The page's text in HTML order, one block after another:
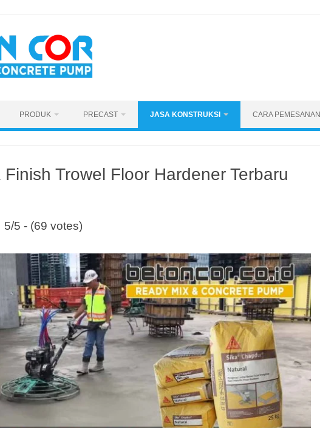
PRODUK PRECAST JASA KONSTRUKSI CARA PEMESANAN
Trowel Floor Hardener Terbaru
5/5 - (69 votes)